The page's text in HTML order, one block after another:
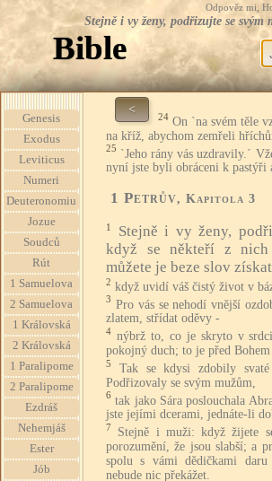
Odpověz mi,
Stejně i vy ženy, podřizujte se
Bible
Genesis
Exodus
Leviticus
Numeri
Deuteronomiu
Jozue
Soudců
Rút
1 Samuelova
2 Samuelova
1 Královská
2 Královská
1 Paralipome
2 Paralipome
Ezdráš
Nehemjáš
Ester
Jób
<
24 On `na svém těle
na kříž, abychom zemřeli
25 `Jeho rány vás uzdravily.´
nyní jste byli obráceni k pastýři
1 Petrův, Kapitola 3
1
Stejně i vy ženy,
když se někteří z
můžete je beze slov
2 když uvidí váš čistý život v
3 Pro vás se nehodí vnější
zlatem, střídat oděvy -
4 nýbrž to, co je skryto v
pokojný duch; to je před Bohem
5
Tak se kdysi zdobily
Podřizovaly se svým mužům,
6 tak jako Sára poslouchala
jste jejími dcerami, jednáte-li
7
Stejně i muži: když žijete
porozumění, že jsou slabší; a
spolu s vámi dědičkami
nebude nic překážet.